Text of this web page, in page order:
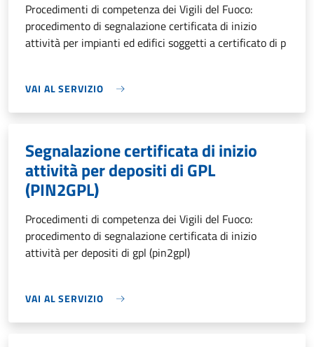
Procedimenti di competenza dei Vigili del Fuoco:
procedimento di segnalazione certificata di inizio
attività per impianti ed edifici soggetti a certificato di p
VAI AL SERVIZIO
Segnalazione certificata di inizio
attività per depositi di GPL
(PIN2GPL)
Procedimenti di competenza dei Vigili del Fuoco:
procedimento di segnalazione certificata di inizio
attività per depositi di gpl (pin2gpl)
VAI AL SERVIZIO